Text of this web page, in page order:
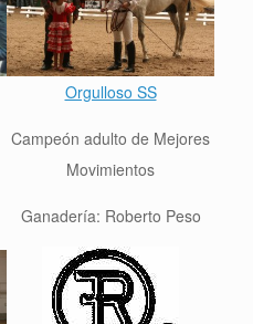
Orgulloso SS
Campeón adulto de Mejores
Movimientos
Ganadería: Roberto Peso